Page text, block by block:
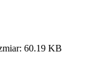
60.19 KB